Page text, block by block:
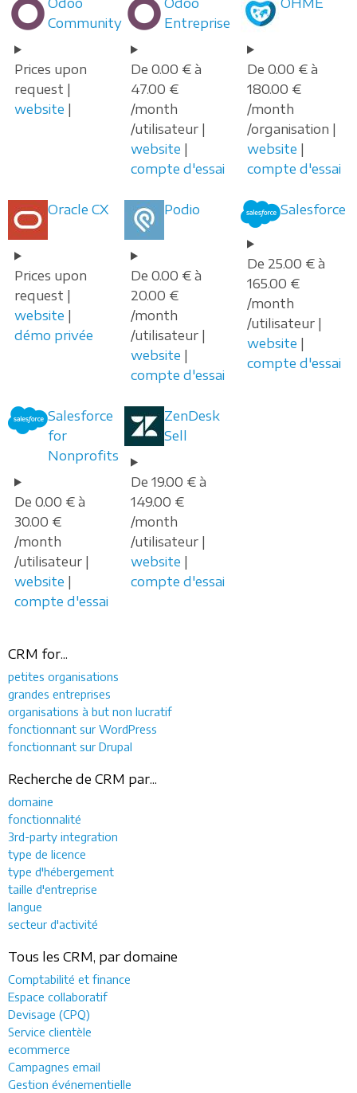
Community
Prices upon
request |
website |
Entreprise
De 0.00 € à
47.00 €
/month
/utilisateur |
website |
compte d'essai
De 0.00 € à
180.00 €
/month
/organisation |
website |
compte d'essai
Oracle CX
Prices upon
request |
website |
démo privée
Podio
De 0.00 € à
20.00 €
/month
/utilisateur |
website |
compte d'essai
Salesforce
De 25.00 € à
165.00 €
/month
/utilisateur |
website |
compte d'essai
Salesforce
for
Nonprofits
De 0.00 € à
30.00 €
/month
/utilisateur |
website |
compte d'essai
ZenDesk
Sell
De 19.00 € à
149.00 €
/month
/utilisateur |
website |
compte d'essai
CRM for...
petites organisations
grandes entreprises
organisations à but non lucratif
fonctionnant sur WordPress
fonctionnant sur Drupal
Recherche de CRM par...
domaine
fonctionnalité
3rd-party integration
type de licence
type d'hébergement
taille d'entreprise
langue
secteur d'activité
Tous les CRM, par domaine
Comptabilité et finance
Espace collaboratif
Devisage (CPQ)
Service clientèle
ecommerce
Campagnes email
Gestion événementielle